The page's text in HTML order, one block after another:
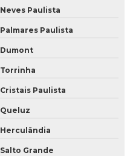
Neves Paulista
Palmares Paulista
Dumont
Torrinha
Cristais Paulista
Queluz
Herculândia
Salto Grande